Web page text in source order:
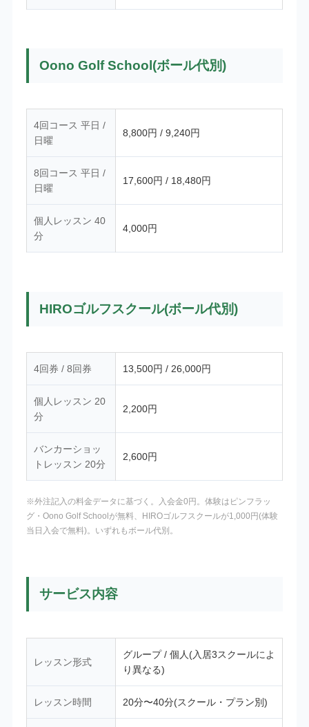
Oono Golf School(ボール代別)
4回コース 平日 /
日曜
8,800円 / 9,240円
8回コース 平日 /
日曜
17,600円 / 18,480円
個人レッスン 40
分
4,000円
HIROゴルフスクール(ボール代別)
4回券 / 8回券 13,500円 / 26,000円
個人レッスン 20
分
2,200円
バンカーショッ
トレッスン 20分
2,600円
※外注記入の料金データに基づく。入会金0円。体験はピンフラッ
グ・Oono Golf Schoolが無料、HIROゴルフスクールが1,000円(体験
当日入会で無料)。いずれもボール代別。
サービス内容
レッスン形式
グループ / 個人(入居3スクールによ
り異なる)
レッスン時間 20分〜40分(スクール・プラン別)